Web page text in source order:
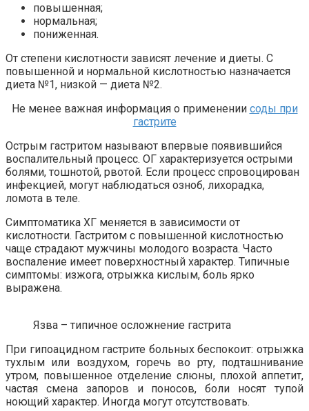
повышенная;
нормальная;
пониженная.
От степени кислотности зависят лечение и диеты. С
повышенной и нормальной кислотностью назначается
диета №1, низкой — диета №2.
Не менее важная информация о применении соды при
гастрите
Острым гастритом называют впервые появившийся
воспалительный процесс. ОГ характеризуется острыми
болями, тошнотой, рвотой. Если процесс спровоцирован
инфекцией, могут наблюдаться озноб, лихорадка,
ломота в теле.
Симптоматика ХГ меняется в зависимости от
кислотности. Гастритом с повышенной кислотностью
чаще страдают мужчины молодого возраста. Часто
воспаление имеет поверхностный характер. Типичные
симптомы: изжога, отрыжка кислым, боль ярко
выражена.
Язва – типичное осложнение гастрита
При гипоацидном гастрите больных беспокоит: отрыжка
тухлым или воздухом, горечь во рту, подташнивание
утром, повышенное отделение слюны, плохой аппетит,
частая смена запоров и поносов, боли носят тупой
ноющий характер. Иногда могут отсутствовать.